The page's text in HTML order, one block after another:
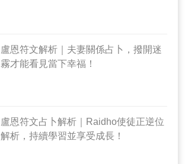
盧恩符文解析｜夫妻關係占卜，撥開迷
霧才能看見當下幸福！
盧恩符文占卜解析｜Raidho使徒正逆位
解析，持續學習並享受成長！